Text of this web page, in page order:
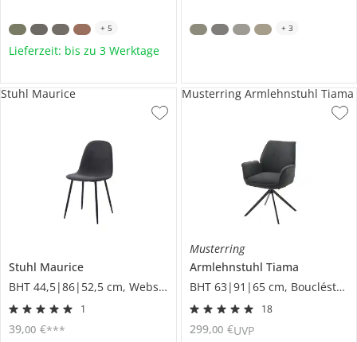
+ 5
Lieferzeit: bis zu 3 Werktage
+ 3
Stuhl Maurice
BHT 44,5|86|52,5 cm, Webstoff
1
39,00 €***
Stuhl Maurice
Musterring
Armlehnstuhl Tiama
BHT 63|91|65 cm, Boucléstoff
18
299,00 €UVP
Musterring Armlehnstuhl Tiama